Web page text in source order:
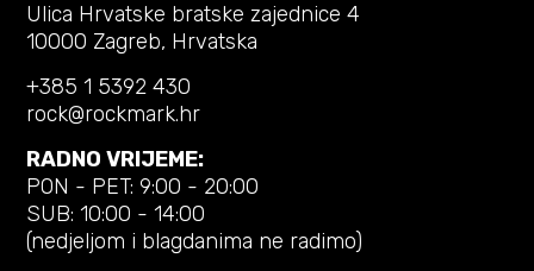
Ulica Hrvatske bratske zajednice 4
10000 Zagreb, Hrvatska
+385 1 5392 430
rock@rockmark.hr
RADNO VRIJEME:
PON - PET: 9:00 - 20:00
SUB: 10:00 - 14:00
(nedjeljom i blagdanima ne radimo)